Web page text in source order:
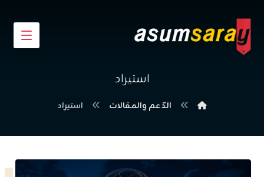
استيراد
الدّعم والمقالات استيراد